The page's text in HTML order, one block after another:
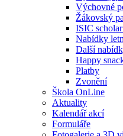
Výchovné
Žákovský
ISIC
Nabídky
Další
Happy
Platby
Zvonění
Škola OnLine
Aktuality
Kalendář akcí
Formuláře